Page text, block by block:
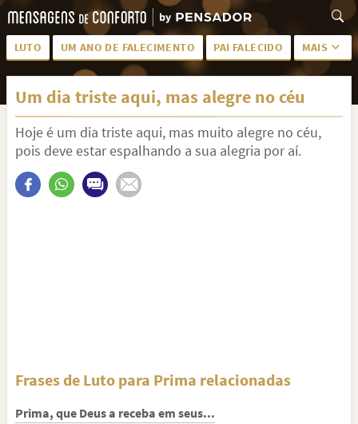
LUTO UM ANO DE FALECIMENTO PAI FALECIDO MAIS
LUTO PARA AMIGA PALAVRAS
PÊSAMES PARA AMIGA DESCANSE EM PAZ
FRASES DE LUTO PARA AMIGO
Um dia triste aqui, mas alegre no céu
Hoje é um dia triste aqui, mas muito alegre no céu,
pois deve estar espalhando a sua alegria por aí.
Frases de Luto para Prima relacionadas
Prima, que Deus a receba em seus...